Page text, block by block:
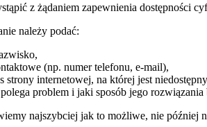
z żądaniem zapewnienia dostępności
należy podać:
(np. numer telefonu, e-mail),
strony internetowej, na której jest
problem i jaki sposób jego
najszybciej jak to możliwe, nie później